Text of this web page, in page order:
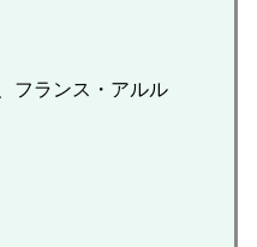
フランス・アルル